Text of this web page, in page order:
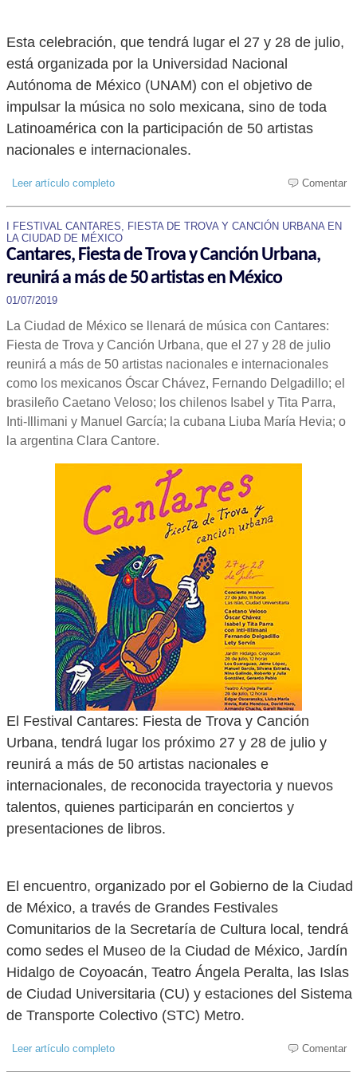
Esta celebración, que tendrá lugar el 27 y 28 de julio,
está organizada por la Universidad Nacional
Autónoma de México (UNAM) con el objetivo de
impulsar la música no solo mexicana, sino de toda
Latinoamérica con la participación de 50 artistas
nacionales e internacionales.
Leer artículo completo Comentar
I FESTIVAL CANTARES, FIESTA DE TROVA Y CANCIÓN URBANA EN
LA CIUDAD DE MÉXICO
Cantares, Fiesta de Trova y Canción Urbana,
reunirá a más de 50 artistas en México
01/07/2019
La Ciudad de México se llenará de música con Cantares:
Fiesta de Trova y Canción Urbana, que el 27 y 28 de julio
reunirá a más de 50 artistas nacionales e internacionales
como los mexicanos Óscar Chávez, Fernando Delgadillo; el
brasileño Caetano Veloso; los chilenos Isabel y Tita Parra,
Inti-Illimani y Manuel García; la cubana Liuba María Hevia; o
la argentina Clara Cantore.
El Festival Cantares: Fiesta de Trova y Canción
Urbana, tendrá lugar los próximo 27 y 28 de julio y
reunirá a más de 50 artistas nacionales e
internacionales, de reconocida trayectoria y nuevos
talentos, quienes participarán en conciertos y
presentaciones de libros.
El encuentro, organizado por el Gobierno de la Ciudad
de México, a través de Grandes Festivales
Comunitarios de la Secretaría de Cultura local, tendrá
como sedes el Museo de la Ciudad de México, Jardín
Hidalgo de Coyoacán, Teatro Ángela Peralta, las Islas
de Ciudad Universitaria (CU) y estaciones del Sistema
de Transporte Colectivo (STC) Metro.
Leer artículo completo Comentar